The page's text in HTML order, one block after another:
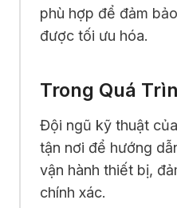
phù hợp để đảm
được tối ưu hóa.
Trong Quá
Đội ngũ kỹ thuật
tận nơi để hướng
vận hành thiết bị,
chính xác.